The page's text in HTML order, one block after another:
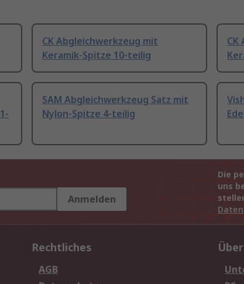
CK Abgleichwerkzeug mit
Keramik-Spitze 10-teilig
CK
SAM Abgleichwerkzeug Satz mit
Nylon-Spitze 4-teilig
Anmelden
Die
uns
Rechtliches
AGB